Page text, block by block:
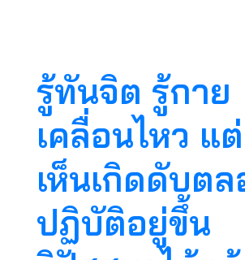
รู้ทันจิต รู้กาย
เคลื่อนไหว แ
เห็นเกิดดับต
ปฏิบัติอยู่ขึ้น